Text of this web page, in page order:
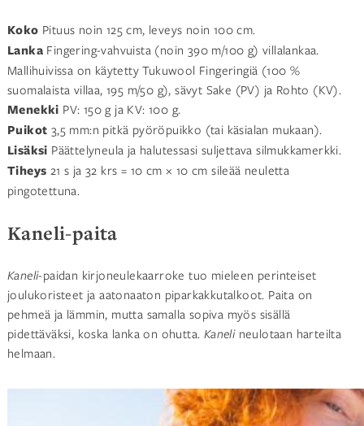
Koko Pituus noin 125 cm, leveys noin 100 cm.
LankaFingering-vahvuista (noin 390 m/100 g) villalankaa.
Mallihuivissa on käytetty Tukuwool Fingeringiä (100 %
suomalaista villaa, 195 m/50 g), sävyt Sake (PV) ja Rohto (KV).
Menekki PV: 150 g ja KV: 100 g.
Puikot 3,5 mm:n pitkä pyöröpuikko (tai käsialan mukaan).
Lisäksi Päättelyneula ja halutessasi suljettava silmukkamerkki.
Tiheys 21 s ja 32 krs = 10 cm × 10 cm sileää neuletta
pingotettuna.
Kaneli-paita
Kaneli-paidan kirjoneulekaarroke tuo mieleen perinteiset
joulukoristeet ja aatonaaton piparkakkutalkoot. Paita on
pehmeä ja lämmin, mutta samalla sopiva myös sisällä
pidettäväksi, koska lanka on ohutta. Kaneli neulotaan harteilta
helmaan.